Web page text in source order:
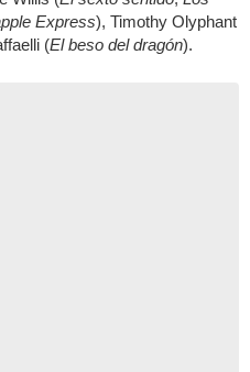
Express), Timothy Olyphant
(El beso del dragón).